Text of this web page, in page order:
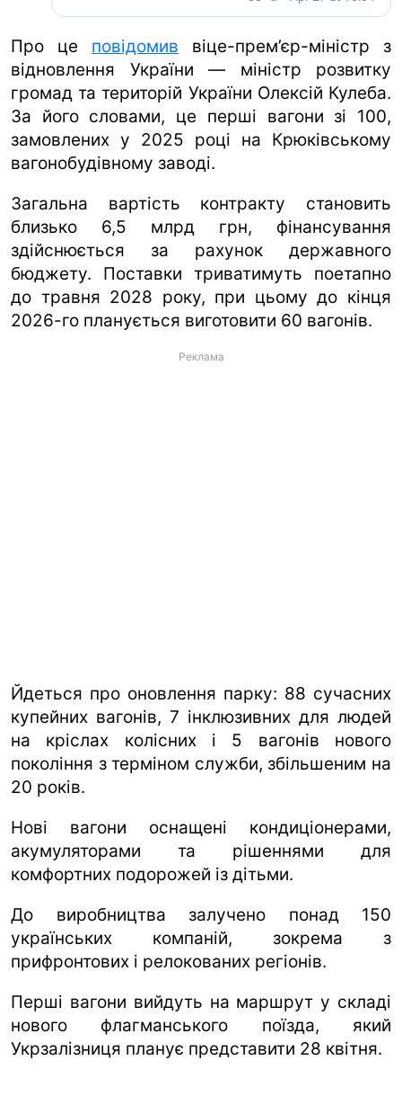
Про це повідомив віце-прем’єр-міністр з
відновлення України — міністр розвитку
громад та територій України Олексій Кулеба.
За його словами, це перші вагони зі 100,
замовлених у 2025 році на Крюківському
вагонобудівному заводі.
Загальна вартість контракту становить
близько 6,5 млрд грн, фінансування
здійснюється за рахунок державного
бюджету. Поставки триватимуть поетапно
до травня 2028 року, при цьому до кінця
2026-го планується виготовити 60 вагонів.
Реклама
Йдеться про оновлення парку: 88 сучасних
купейних вагонів, 7 інклюзивних для людей
на кріслах колісних і 5 вагонів нового
покоління з терміном служби, збільшеним на
20 років.
Нові вагони оснащені кондиціонерами,
акумуляторами та рішеннями для
комфортних подорожей із дітьми.
До виробництва залучено понад 150
українських компаній, зокрема з
прифронтових і релокованих регіонів.
Перші вагони вийдуть на маршрут у складі
нового флагманського поїзда, який
Укрзалізниця планує представити 28 квітня.